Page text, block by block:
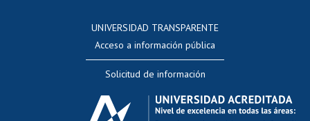
Evaluación docente
Calificación académica
Postulación al AUCAI
UNIVERSIDAD TRANSPARENTE
Acceso a información pública
Solicitud de información